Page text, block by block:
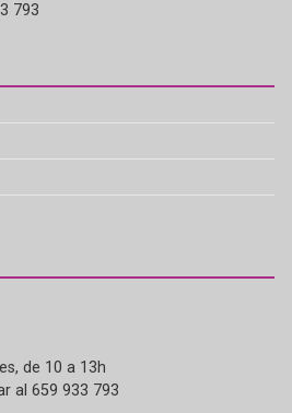
793
de 10 a 13h
al 659 933 793